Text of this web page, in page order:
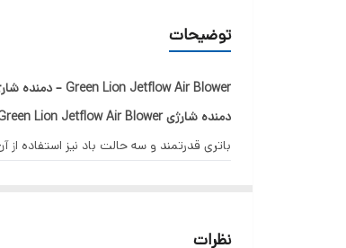
توضیحات
Green Lion Jetflow Air Blower – دمنده شارژی گرین لاین
دمنده شارژی Green Lion Jetflow Air Blower
باتری قدرتمند و سه حالت باد نیز استفاده از
فراهم می‌کند و در عین حال کنترل کامل در
نظرات